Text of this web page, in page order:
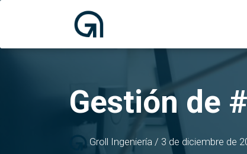
Gestión de
Groll Ingeniería / 3 de diciembre de